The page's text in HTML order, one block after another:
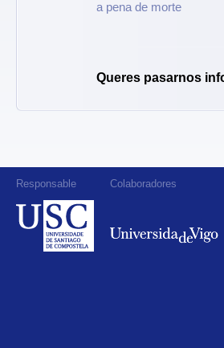
a pena de morte
Queres pasarnos
Responsable Colaboradores